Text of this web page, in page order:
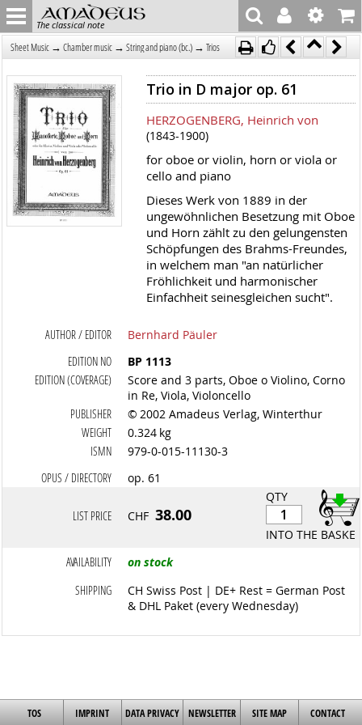
The classical note
Sheet Music → Chamber music → String and piano (bc.) → Trios
Trio in D major op. 61
HERZOGENBERG, Heinrich von
(1843-1900)
for oboe or violin, horn or viola or
cello and piano
Dieses Werk von 1889 in der
ungewöhnlichen Besetzung mit Oboe
und Horn zählt zu den gelungensten
Schöpfungen des Brahms-Freundes,
in welchem man "an natürlicher
Fröhlichkeit und harmonischer
Einfachheit seinesgleichen sucht".
AUTHOR / EDITOR
Bernhard Päuler
EDITION NO
BP 1113
EDITION (COVERAGE)
Score and 3 parts, Oboe o Violino, Corno
in Re, Viola, Violoncello
PUBLISHER
© 2002 Amadeus Verlag, Winterthur
WEIGHT
0.324 kg
ISMN
979-0-015-11130-3
OPUS / DIRECTORY
op. 61
QTY
INTO THE BASKET
LIST PRICE CHF38.00
AVAILABILITY
on stock
SHIPPING
CH Swiss Post | DE+ Rest = German Post
& DHL Paket (every Wednesday)
TOS IMPRINT DATA PRIVACY NEWSLETTER SITE MAP CONTACT